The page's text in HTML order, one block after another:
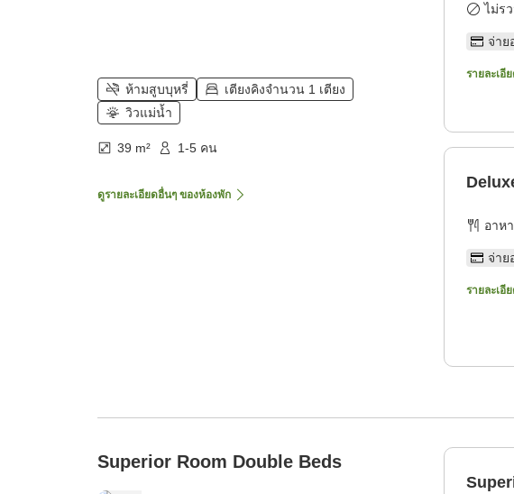
ห้ามสูบบุหรี่
เตียงคิงจำนวน 1 เตียง
วิวแม่น้ำ
39 m² 1-5 คน
ดูรายละเอียดอื่นๆ ของห้องพัก
ไม่ร
จ่าย
รายละเอี
อาห
จ่าย
รายละเอี
Superior Room Double Beds